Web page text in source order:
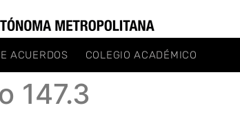
ACUERDOS COLEGIO ACADÉMICO
147.3